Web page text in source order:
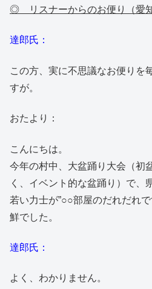
◎ リスナーからのお便り（愛知
達郎氏：
この方、実に不思議なお便りを
すが。
おたより：
こんにちは。
今年の村中、大盆踊り大会（初
く、イベント的な盆踊り）で、
若い力士が”○○部屋のだれだれ
鮮でした。
達郎氏：
よく、わかりません。